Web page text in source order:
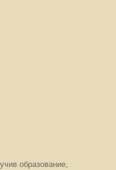
образование,